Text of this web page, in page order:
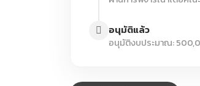
อนุมัติแล้ว
อนุมัติงบประมาณ: